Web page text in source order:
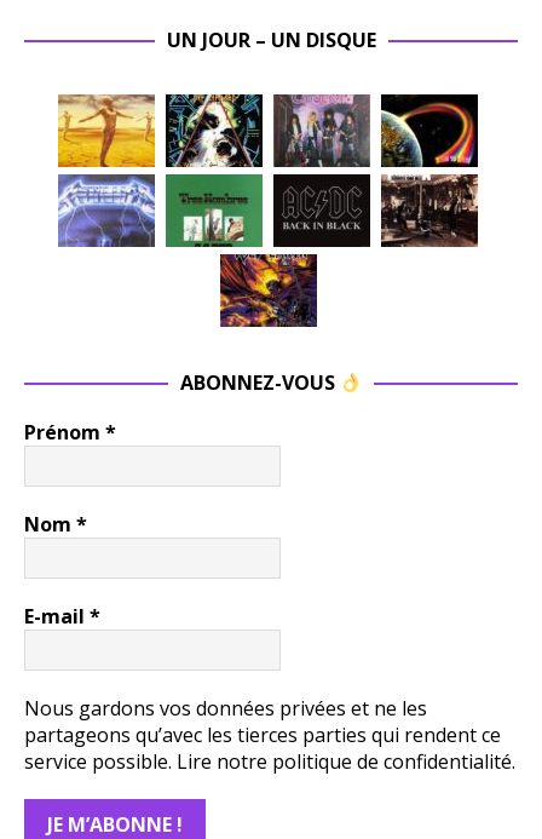
UN JOUR – UN DISQUE
ABONNEZ-VOUS
Prénom *
Nom *
E-mail *
Nous gardons vos données privées et ne les
partageons qu’avec les tierces parties qui rendent ce
service possible. Lire notre politique de confidentialité.